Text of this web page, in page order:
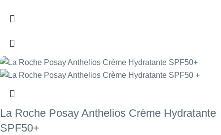
La Roche Posay Anthelios Crème Hydratante
SPF50+